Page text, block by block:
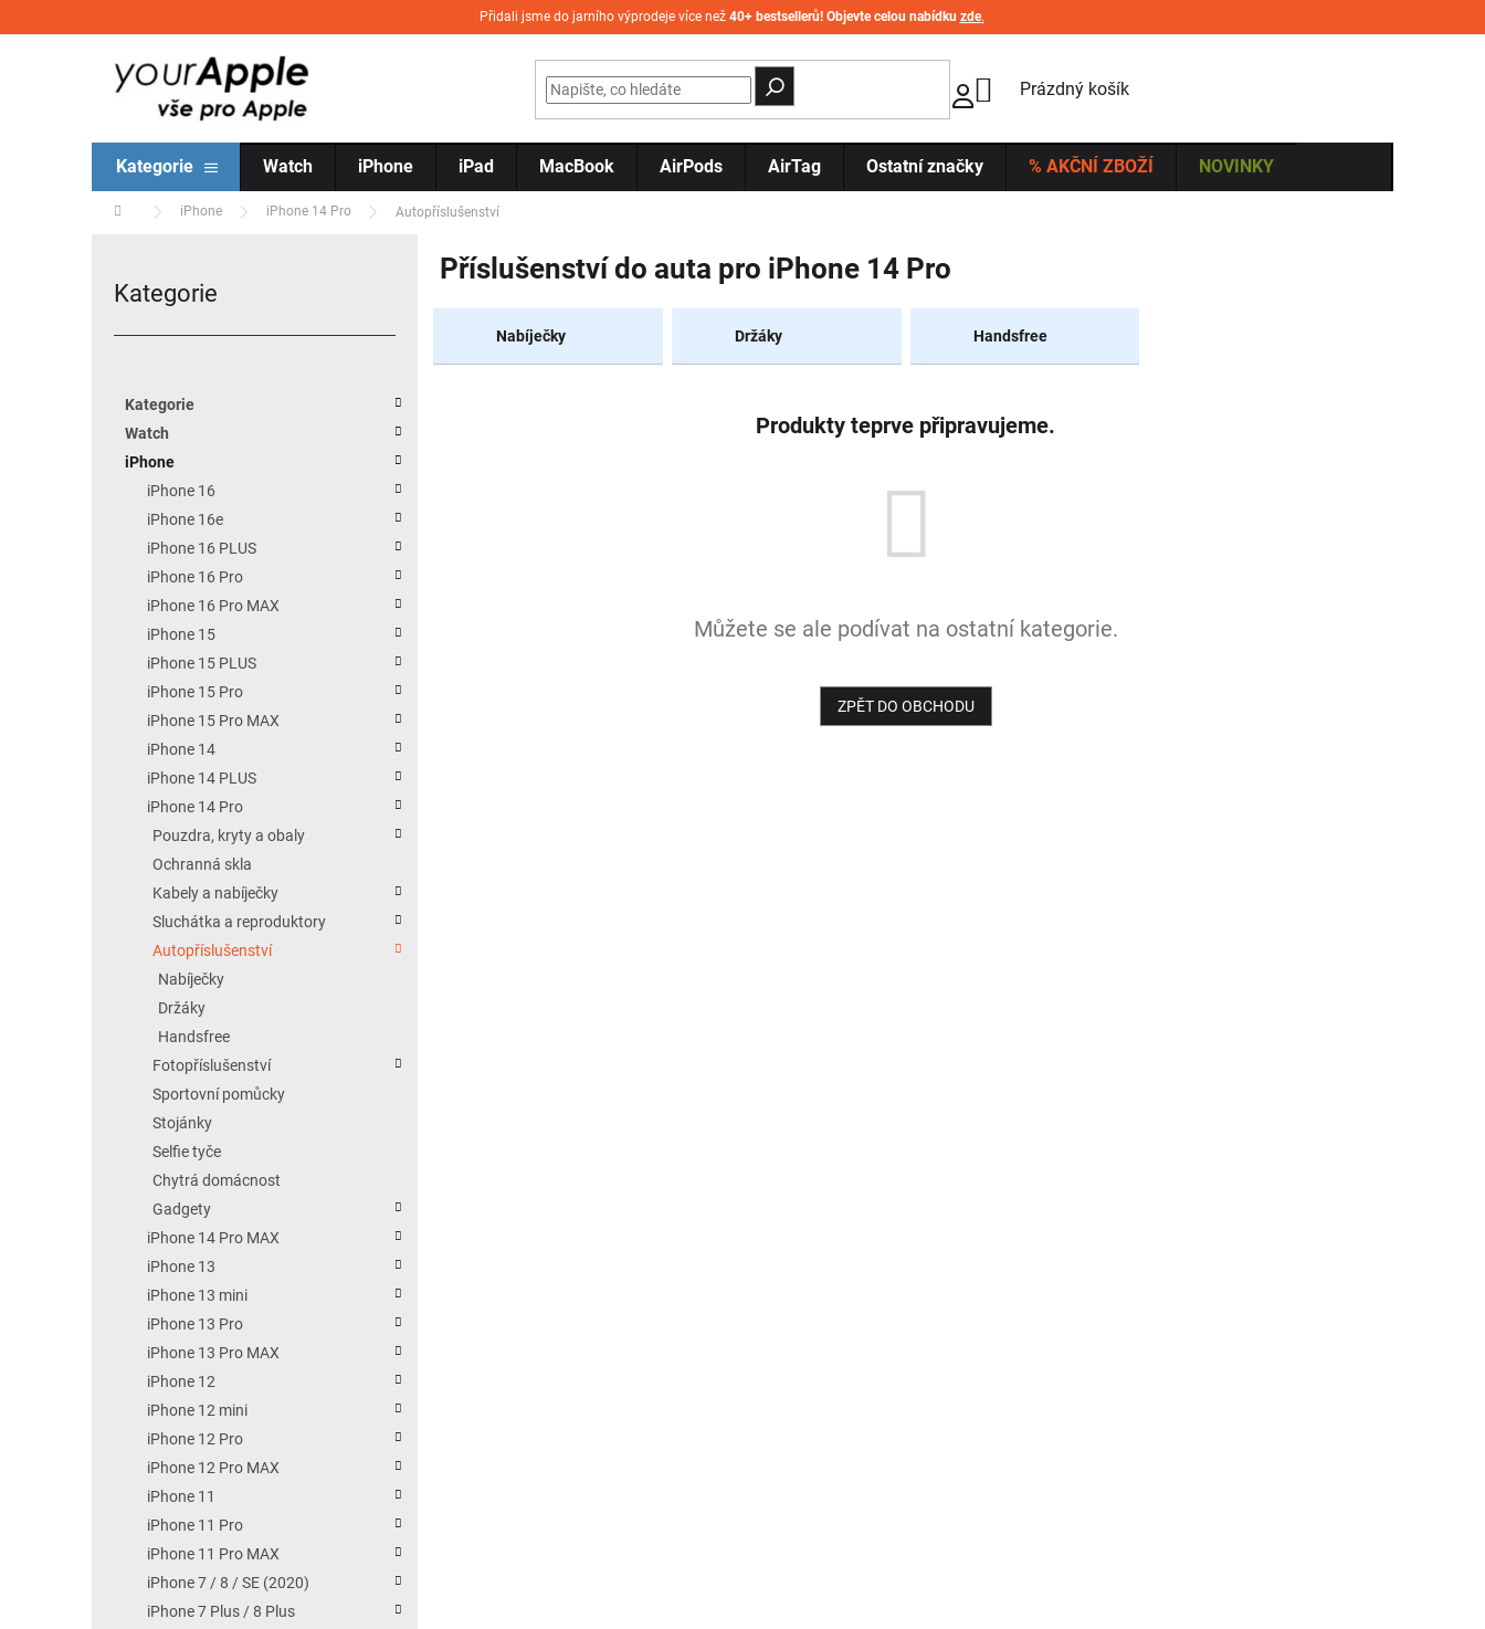
Přidali jsme do jarního výprodeje více než 40+ bestsellerů! Objevte celou nabídku zde.
NÁKUPNÍ KOŠÍK
Prázdný košík
Kategorie Watch iPhone iPad MacBook AirPods AirTag Ostatní značky % AKČNÍ ZBOŽÍ NOVINKY
Domů iPhone iPhone 14 Pro Autopříslušenství
Přeskočit kategorie
Kategorie
Kategorie
Watch
iPhone
iPhone 16
iPhone 16e
iPhone 16 PLUS
iPhone 16 Pro
iPhone 16 Pro MAX
iPhone 15
iPhone 15 PLUS
iPhone 15 Pro
iPhone 15 Pro MAX
iPhone 14
iPhone 14 PLUS
iPhone 14 Pro
Pouzdra, kryty a obaly
Ochranná skla
Kabely a nabíječky
Sluchátka a reproduktory
Autopříslušenství
Nabíječky
Držáky
Handsfree
Fotopříslušenství
Sportovní pomůcky
Stojánky
Selfie tyče
Chytrá domácnost
Gadgety
iPhone 14 Pro MAX
iPhone 13
iPhone 13 mini
iPhone 13 Pro
iPhone 13 Pro MAX
iPhone 12
iPhone 12 mini
iPhone 12 Pro
iPhone 12 Pro MAX
iPhone 11
iPhone 11 Pro
iPhone 11 Pro MAX
iPhone 7 / 8 / SE (2020)
iPhone 7 Plus / 8 Plus
Příslušenství do auta pro iPhone 14 Pro
Nabíječky Držáky Handsfree
Produkty teprve připravujeme.
Můžete se ale podívat na ostatní kategorie.
ZPĚT DO OBCHODU